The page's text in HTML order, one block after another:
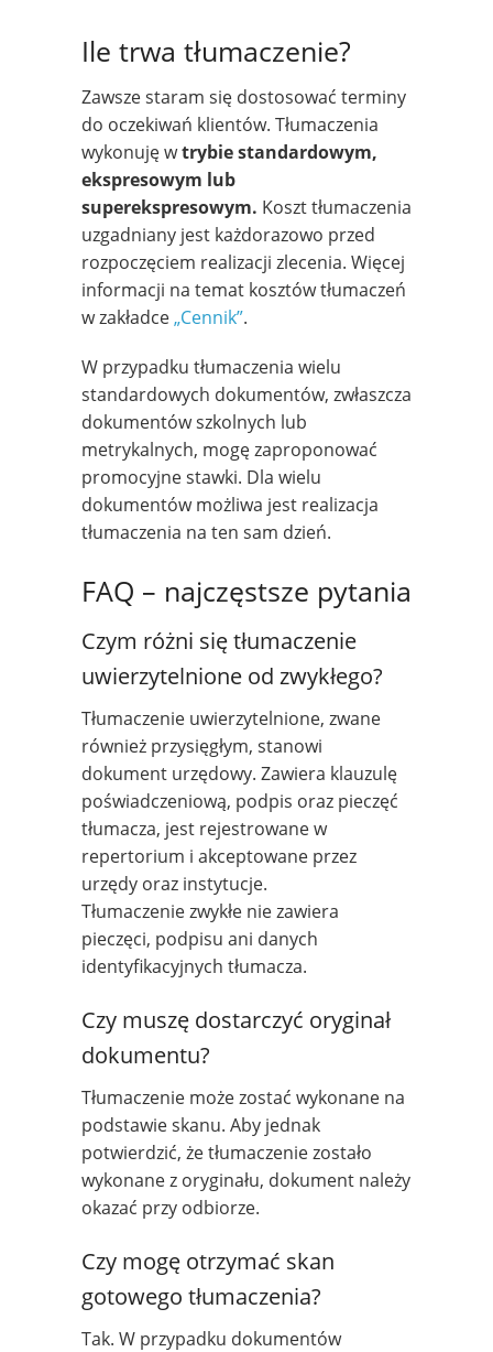
Ile trwa tłumaczenie?
Zawsze staram się dostosować terminy
do oczekiwań klientów. Tłumaczenia
wykonuję wtrybie standardowym,
ekspresowym lub
superekspresowym. Koszt tłumaczenia
uzgadniany jest każdorazowo przed
rozpoczęciem realizacji zlecenia. Więcej
informacji na temat kosztów tłumaczeń
w zakładce„Cennik”.
W przypadku tłumaczenia wielu
standardowych dokumentów, zwłaszcza
dokumentów szkolnych lub
metrykalnych, mogę zaproponować
promocyjne stawki. Dla wielu
dokumentów możliwa jest realizacja
tłumaczenia na ten sam dzień.
FAQ – najczęstsze pytania
Czym różni się tłumaczenie
uwierzytelnione od zwykłego?
Tłumaczenie uwierzytelnione, zwane
również przysięgłym, stanowi
dokument urzędowy. Zawiera klauzulę
poświadczeniową, podpis oraz pieczęć
tłumacza, jest rejestrowane w
repertorium i akceptowane przez
urzędy oraz instytucje.
Tłumaczenie zwykłe nie zawiera
pieczęci, podpisu ani danych
identyfikacyjnych tłumacza.
Czy muszę dostarczyć oryginał
dokumentu?
Tłumaczenie może zostać wykonane na
podstawie skanu. Aby jednak
potwierdzić, że tłumaczenie zostało
wykonane z oryginału, dokument należy
okazać przy odbiorze.
Czy mogę otrzymać skan
gotowego tłumaczenia?
Tak. W przypadku dokumentów